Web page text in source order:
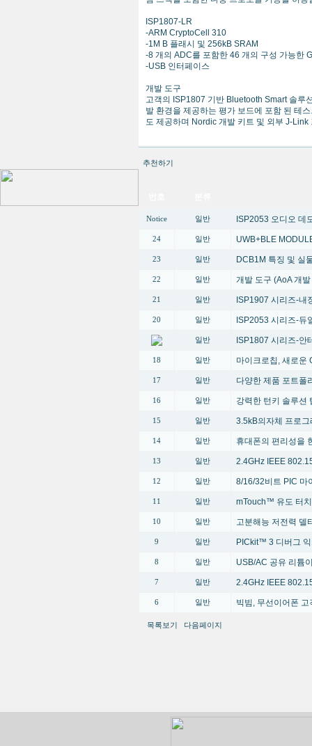
ISP1807-LR
-ARM CryptoCell 310
-1M B 플래시 및 256kB SRAM
-8 개의 ADC를 포함한 46 개의 구성 가능한
-USB 인터페이스
개발 도구
고객의 ISP1807 기반 Bluetooth Smart 솔루
발 환경을 제공하는 평가 보드에 포함 된 테
도 제공하며 Nordic 개발 키트 및 외부 J-
추천하기
Notice 일반 ISP2053 오디오 데
24 일반 UWB+BLE
23 일반 DCB1M 특징 및 실
22 일반 개발 도구 (AoA 개
21 일반 ISP1907 시리즈-내
20 일반 ISP2053 시리즈-듀
일반 ISP1807 시리즈-안
18 일반 마이크로칩, 새로운
17 일반 다양한 제품 포트폴
16 일반 강력한 턴키 솔루션
15 일반 3.5kB의자체 프로
14 일반 휴대폰의 편리성을
13 일반 2.4GHz IEEE
12 일반 8/16/32비트 PIC 마
11 일반 mTouch™ 유도 터
10 일반 고분해능 저전력 델
9 일반 PICkit™ 3 디버그
8 일반 USB/AC 공유 리튬
7 일반 2.4GHz IEEE
6 일반 빅빔, 무선이어폰 고
목록보기 다음페이지